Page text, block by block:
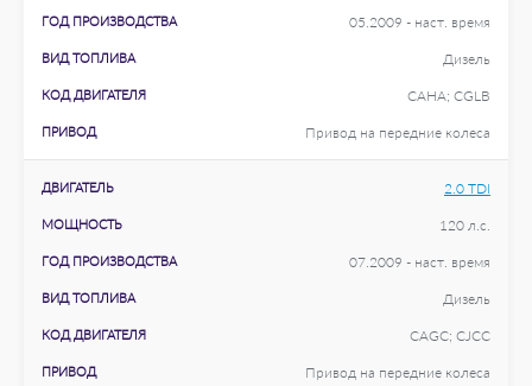
ГОД ПРОИЗВОДСТВА 05.2009 - наст. время
ВИД ТОПЛИВА Дизель
КОД ДВИГАТЕЛЯ CAHA; CGLB
ПРИВОД Привод на передние колеса
ДВИГАТЕЛЬ 2.0 TDI
МОЩНОСТЬ 120 л.с.
ГОД ПРОИЗВОДСТВА 07.2009 - наст. время
ВИД ТОПЛИВА Дизель
КОД ДВИГАТЕЛЯ CAGC; CJCC
ПРИВОД Привод на передние колеса